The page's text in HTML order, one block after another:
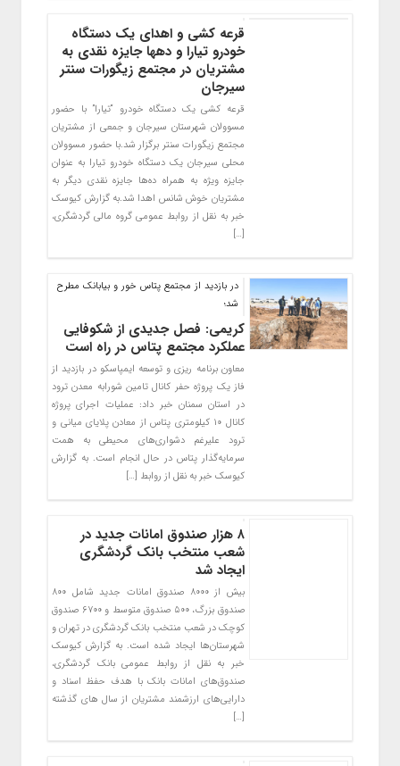
قرعه کشی و اهدای یک دستگاه
خودرو تیارا و دهها جایزه نقدی به
مشتریان در مجتمع زیگورات سنتر
سیرجان
قرعه کشی یک دستگاه خودرو “تیارا” با حضور
مسوولان شهرستان سیرجان و جمعی از مشتریان
مجتمع زیگورات سنتر برگزار شد.با حضور مسوولان
محلی سیرجان یک دستگاه خودرو تیارا به عنوان
جایزه ویژه به همراه ده‌ها جایزه نقدی دیگر به
مشتریان خوش شانس اهدا شد.به گزارش کیوسک
خبر به نقل از روابط عمومی گروه مالی گردشگری،
[…]
در بازدید از مجتمع پتاس خور و بیابانک مطرح
شد؛
کریمی: فصل جدیدی از شکوفایی
عملکرد مجتمع پتاس در راه است
معاون برنامه ریزی و توسعه ایمپاسکو در بازدید از
فاز یک پروژه حفر کانال تامین شورابه معدن ترود
در استان سمنان خبر داد: عملیات اجرای پروژه
کانال ۱۰ کیلومتری پتاس از معادن پلایای میانی و
ترود علیرغم دشواری‌های محیطی به همت
سرمایه‌گذار پتاس در حال انجام است. به گزارش
کیوسک خبر به نقل از روابط […]
۸ هزار صندوق امانات جدید در
شعب منتخب بانک گردشگری
ایجاد شد
بیش از ۸۰۰۰ صندوق امانات جدید شامل ۸۰۰
صندوق بزرگ، ۵۰۰ صندوق متوسط و ۶۷۰۰ صندوق
کوچک در شعب منتخب بانک گردشگری در تهران و
شهرستان‌ها ایجاد شده است. به گزارش کیوسک
خبر به نقل از روابط عمومی بانک گردشگری،
صندوق‌های امانات بانک با هدف حفظ اسناد و
دارایی‌های ارزشمند مشتریان از سال های گذشته
[…]